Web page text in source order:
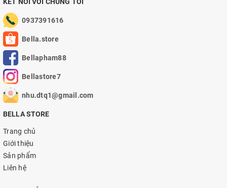
0937391616
Bella.store
Bellapham88
Bellastore7
nhu.dtq1@gmail.com
BELLA STORE
Trang chủ
Giới thiệu
Sản phẩm
Liên hệ